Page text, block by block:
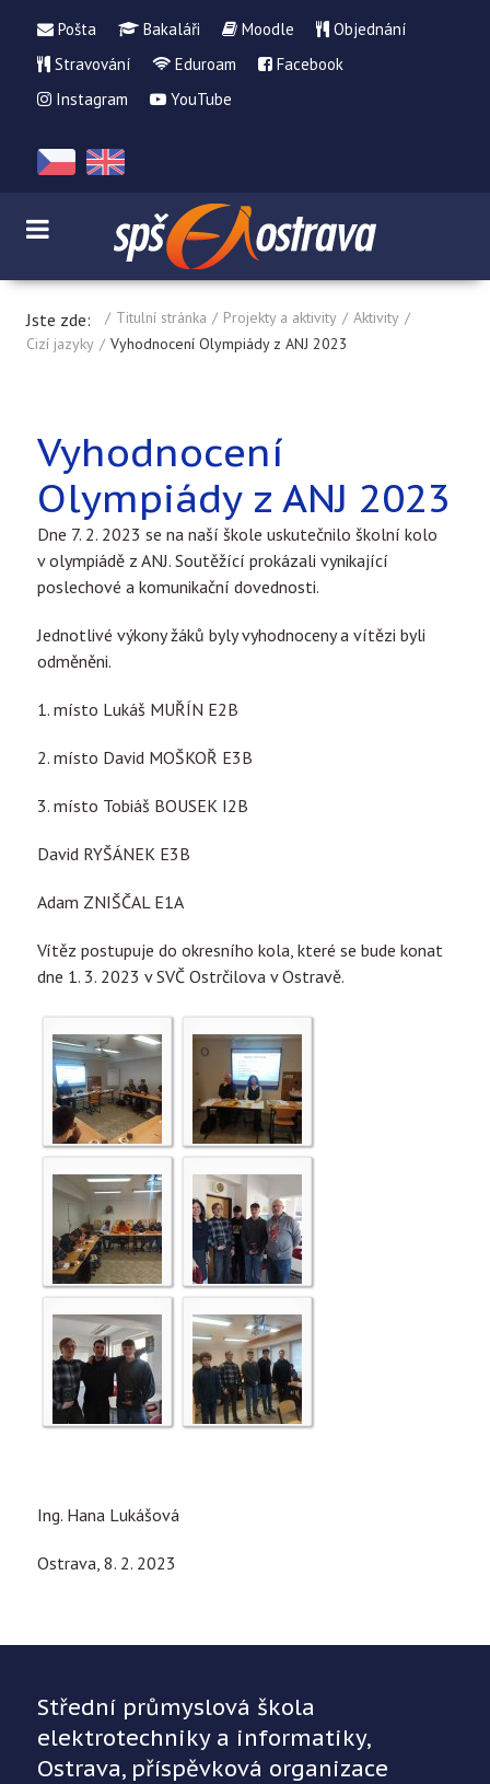
Pošta Bakaláři Moodle
Objednání
Stravování
Eduroam
Facebook
Instagram
YouTube
Jste zde: Titulní stránka Projekty a aktivity
Aktivity
Cizí jazyky
Vyhodnocení Olympiády z ANJ 2023
Vyhodnocení
Olympiády z ANJ 2023
Dne 7. 2. 2023 se na naší škole uskutečnilo školní kolo
v olympiádě z ANJ. Soutěžící prokázali vynikající
poslechové a komunikační dovednosti.
Jednotlivé výkony žáků byly vyhodnoceny a vítězi byli
odměněni.
1. místo Lukáš MUŘÍN E2B
2. místo David MOŠKOŘ E3B
3. místo Tobiáš BOUSEK I2B
David RYŠÁNEK E3B
Adam ZNIŠČAL E1A
Vítěz postupuje do okresního kola, které se bude konat
dne 1. 3. 2023 v SVČ Ostrčilova v Ostravě.
Ing. Hana Lukášová
Ostrava, 8. 2. 2023
Střední průmyslová škola
elektrotechniky a informatiky,
Ostrava, příspěvková organizace